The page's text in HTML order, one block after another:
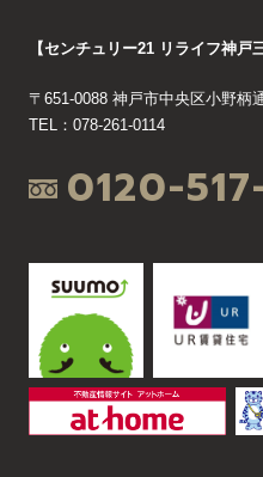
【センチュリー21 リライフ神戸
〒651-0088 神戸市中央区小野柄
TEL：078-261-0114
0120-